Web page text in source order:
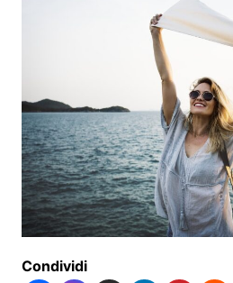
Condividi